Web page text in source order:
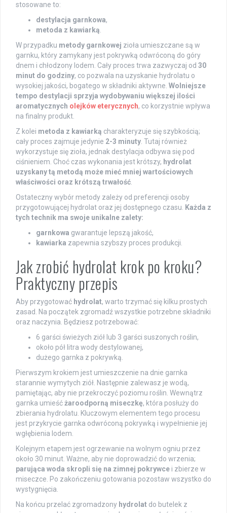
stosowane to:
destylacja garnkowa,
metoda z kawiarką
W przypadku metody garnkowej zioła umieszczane są w
garnku, który zamykany jest pokrywką odwróconą do góry
dnem i chłodzony lodem. Cały proces trwa zazwyczaj od 30
minut do godziny, co pozwala na uzyskanie hydrolatu o
wysokiej jakości, bogatego w składniki aktywne. Wolniejsze
tempo destylacji sprzyja wydobywaniu większej ilości
aromatycznych olejków eterycznych, co korzystnie wpływa
na finalny produkt.
Z kolei metoda z kawiarką charakteryzuje się szybkością;
cały proces zajmuje jedynie 2-3 minuty . Tutaj również
wykorzystuje się zioła, jednak destylacja odbywa się pod
ciśnieniem. Choć czas wykonania jest krótszy, hydrolat
uzyskany tą metodą może mieć mniej wartościowych
właściwości oraz krótszą trwałość
Ostateczny wybór metody zależy od preferencji osoby
przygotowującej hydrolat oraz jej dostępnego czasu.
Każda z
tych technik ma swoje unikalne zalety:
garnkowa gwarantuje lepszą jakość,
kawiarka zapewnia szybszy proces produkcji.
Jak zrobić hydrolat krok po kroku?
Praktyczny przepis
Aby przygotować hydrolat, warto trzymać się kilku prostych
zasad. Na początek zgromadź wszystkie potrzebne składniki
oraz naczynia. Będziesz potrzebować:
6 garści świeżych ziół lub 3 garści suszonych roślin,
około pół litra wody destylowanej,
dużego garnka z pokrywką.
Pierwszym krokiem jest umieszczenie na dnie garnka
starannie wymytych ziół. Następnie zalewasz je wodą,
pamiętając, aby nie przekroczyć poziomu roślin. Wewnątrz
garnka umieśćżaroodporną miseczkę, która posłuży do
zbierania hydrolatu. Kluczowym elementem tego procesu
jest przykrycie garnka odwróconą pokrywką i wypełnienie jej
wgłębienia lodem.
Kolejnym etapem jest ogrzewanie na wolnym ogniu przez
około 30 minut. Ważne, aby nie doprowadzić do wrzenia;
parująca woda skropli się na zimnej pokrywce i zbierze w
miseczce. Po zakończeniu gotowania pozostaw wszystko do
wystygnięcia.
Na końcu przelać zgromadzony hydrolat do butelek z